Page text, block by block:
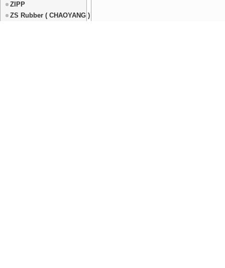
ZIPP
ZS Rubber ( CHAOYANG )